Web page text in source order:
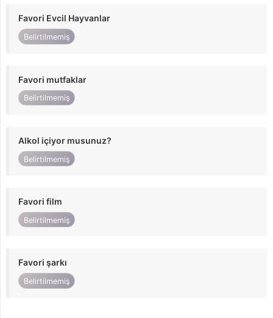
Favori Evcil Hayvanlar
Belirtilmemiş
Favori mutfaklar
Belirtilmemiş
Alkol içiyor musunuz?
Belirtilmemiş
Favori film
Belirtilmemiş
Favori şarkı
Belirtilmemiş